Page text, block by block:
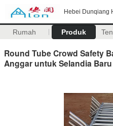
Hebei Dunqiang
Rumah Produk
Round Tube Crowd Safety
Anggar untuk Selandia Baru